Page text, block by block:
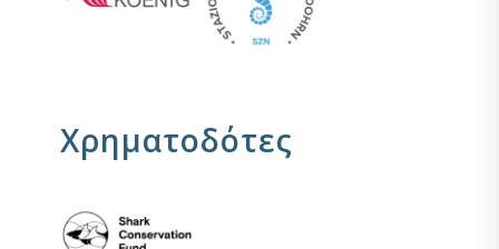
Χρηματοδότες